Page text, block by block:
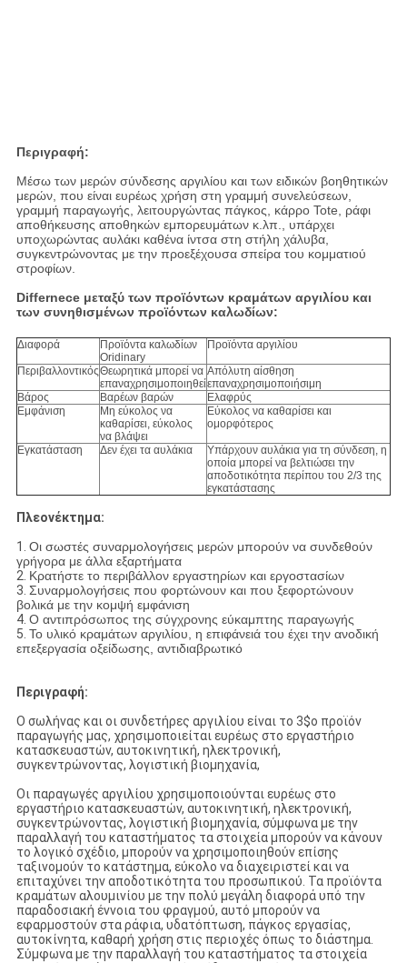
Περιγραφή:
Μέσω των μερών σύνδεσης αργιλίου και των ειδικών βοηθητικών
μερών, που είναι ευρέως χρήση στη γραμμή συνελεύσεων,
γραμμή παραγωγής, λειτουργώντας πάγκος, κάρρο Tote, ράφι
αποθήκευσης αποθηκών εμπορευμάτων κ.λπ., υπάρχει
υποχωρώντας αυλάκι καθένα ίντσα στη στήλη χάλυβα,
συγκεντρώνοντας με την προεξέχουσα σπείρα του κομματιού
στροφίων.
Differnece μεταξύ των προϊόντων κραμάτων αργιλίου και
των συνηθισμένων προϊόντων καλωδίων:
Διαφορά
Προϊόντα καλωδίων
Oridinary
Προϊόντα αργιλίου
ΠεριβαλλοντικόςΘεωρητικά μπορεί να
επαναχρησιμοποιηθεί
Απόλυτη αίσθηση
επαναχρησιμοποιήσιμη
Βάρος
Βαρέων βαρών
Ελαφρύς
Εμφάνιση
Μη εύκολος να
καθαρίσει, εύκολος
να βλάψει
Εύκολος να καθαρίσει και
ομορφότερος
Εγκατάσταση Δεν έχει τα αυλάκια
Υπάρχουν αυλάκια για τη σύνδεση, η
οποία μπορεί να βελτιώσει την
αποδοτικότητα περίπου του 2/3 της
εγκατάστασης
Πλεονέκτημα:
1. Οι σωστές συναρμολογήσεις μερών μπορούν να συνδεθούν
γρήγορα με άλλα εξαρτήματα
2. Κρατήστε το περιβάλλον εργαστηρίων και εργοστασίων
3. Συναρμολογήσεις που φορτώνουν και που ξεφορτώνουν
βολικά με την κομψή εμφάνιση
4. Ο αντιπρόσωπος της σύγχρονης εύκαμπτης παραγωγής
5. Το υλικό κραμάτων αργιλίου, η επιφάνειά του έχει την ανοδική
επεξεργασία οξείδωσης, αντιδιαβρωτικό
Περιγραφή:
Ο σωλήνας και οι συνδετήρες αργιλίου είναι το 3$ο προϊόν
παραγωγής μας, χρησιμοποιείται ευρέως στο εργαστήριο
κατασκευαστών, αυτοκινητική, ηλεκτρονική,
συγκεντρώνοντας, λογιστική βιομηχανία,
Οι παραγωγές αργιλίου χρησιμοποιούνται ευρέως στο
εργαστήριο κατασκευαστών, αυτοκινητική, ηλεκτρονική,
συγκεντρώνοντας, λογιστική βιομηχανία, σύμφωνα με την
παραλλαγή του καταστήματος τα στοιχεία μπορούν να κάνουν
το λογικό σχέδιο, μπορούν να χρησιμοποιηθούν επίσης
ταξινομούν το κατάστημα, εύκολο να διαχειριστεί και να
επιταχύνει την αποδοτικότητα του προσωπικού. Τα προϊόντα
κραμάτων αλουμινίου με την πολύ μεγάλη διαφορά υπό την
παραδοσιακή έννοια του φραγμού, αυτό μπορούν να
εφαρμοστούν στα ράφια, υδατόπτωση, πάγκος εργασίας,
αυτοκίνητα, καθαρή χρήση στις περιοχές όπως το διάστημα.
Σύμφωνα με την παραλλαγή του καταστήματος τα στοιχεία